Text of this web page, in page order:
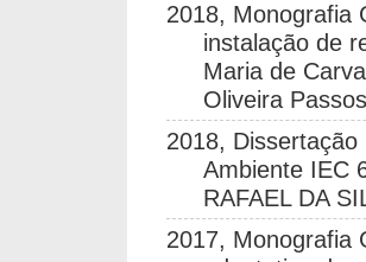
2018, Monografia
instalação de
Maria de
Oliveira
2018,
Ambiente IEC
RAFAEL DA
2017, Monografia